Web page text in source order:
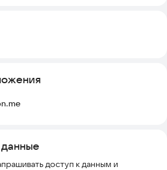
доступ к данным и